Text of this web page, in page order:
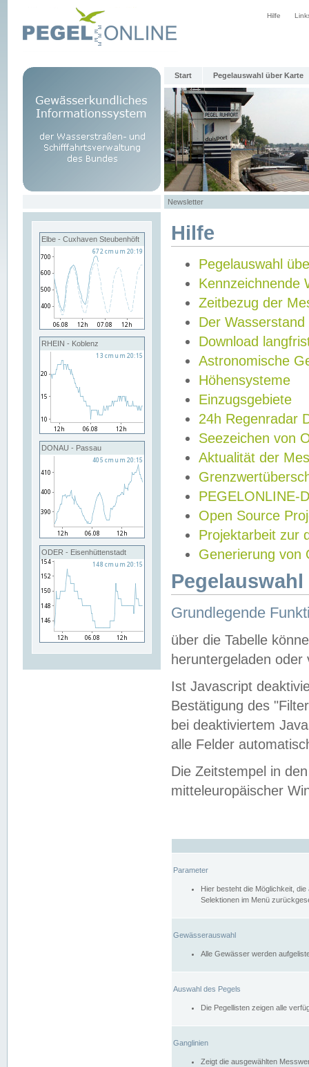
Hilfe
Start Pegelauswahl über Karte
Newsletter
Elbe - Cuxhaven Steubenhöft
RHEIN - Koblenz
DONAU - Passau
ODER - Eisenhüttenstadt
Hilfe
Pegelauswahl
Kennzeichnende
Zeitbezug der
Der Wasserstand
Download
Astronomische
Höhensysteme
Einzugsgebiete
24h Regenradar
Seezeichen von
Aktualität der
PEGELONLINE-
Open Source
Projektarbeit zur
Generierung von
Grundlegende
über die Tabelle
heruntergeladen oder
Ist Javascript
Bestätigung des
bei deaktiviertem
alle Felder
Die Zeitstempel in
mitteleuropäischer
Parameter
Hier besteht die Möglichkeit,
Selektionen im Menü
Gewässerauswahl
Alle Gewässer werden
Auswahl des Pegels
Die Pegellisten zeigen alle
Ganglinien
Zeigt die ausgewählten